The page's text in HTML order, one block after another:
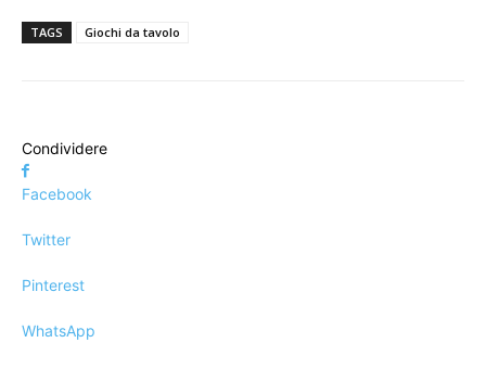
TAGS Giochi da tavolo
Condividere
Facebook
Twitter
Pinterest
WhatsApp